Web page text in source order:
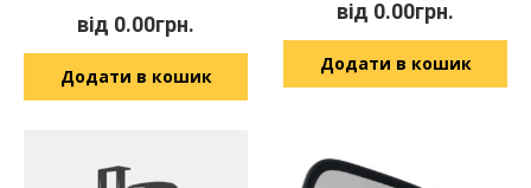
від 0.00грн.
Додати в кошик
від 0.00грн.
Додати в кошик